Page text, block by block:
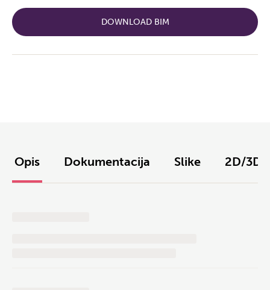
DOWNLOAD BIM
Opis Dokumentacija Slike 2D/3D